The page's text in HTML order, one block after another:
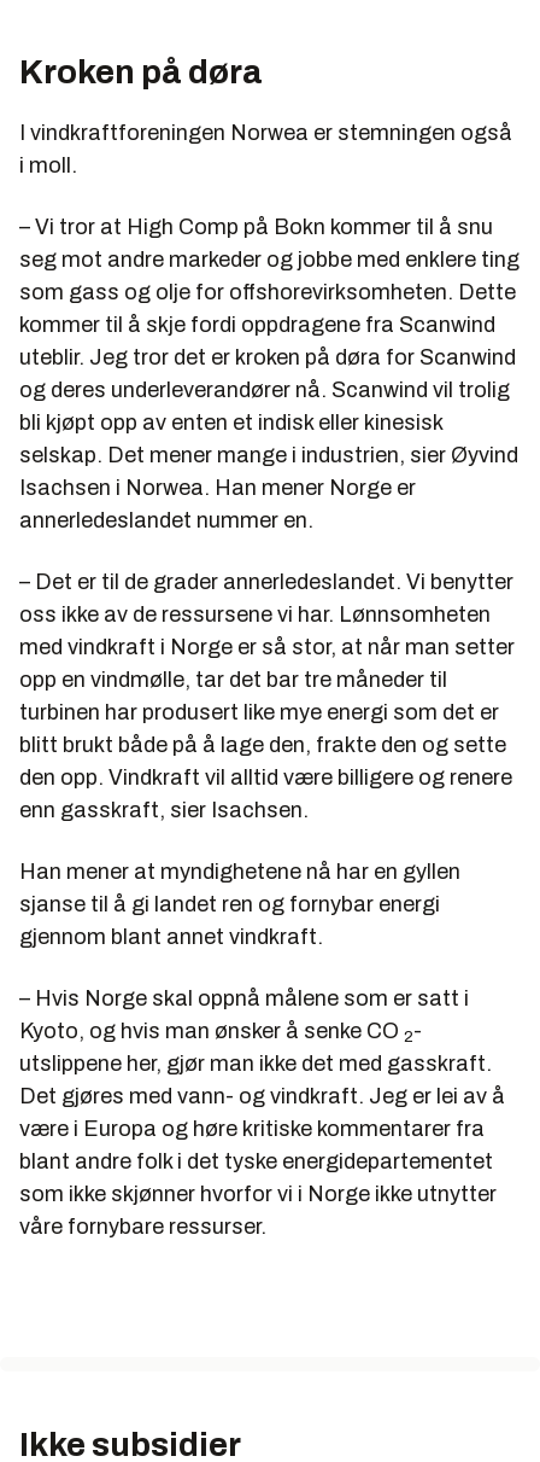
Kroken på døra
I vindkraftforeningen Norwea er stemningen også
i moll.
– Vi tror at High Comp på Bokn kommer til å snu
seg mot andre markeder og jobbe med enklere ting
som gass og olje for offshorevirksomheten. Dette
kommer til å skje fordi oppdragene fra Scanwind
uteblir. Jeg tror det er kroken på døra for Scanwind
og deres underleverandører nå. Scanwind vil trolig
bli kjøpt opp av enten et indisk eller kinesisk
selskap. Det mener mange i industrien, sier Øyvind
Isachsen i Norwea. Han mener Norge er
annerledeslandet nummer en.
– Det er til de grader annerledeslandet. Vi benytter
oss ikke av de ressursene vi har. Lønnsomheten
med vindkraft i Norge er så stor, at når man setter
opp en vindmølle, tar det bar tre måneder til
turbinen har produsert like mye energi som det er
blitt brukt både på å lage den, frakte den og sette
den opp. Vindkraft vil alltid være billigere og renere
enn gasskraft, sier Isachsen.
Han mener at myndighetene nå har en gyllen
sjanse til å gi landet ren og fornybar energi
gjennom blant annet vindkraft.
– Hvis Norge skal oppnå målene som er satt i
Kyoto, og hvis man ønsker å senke CO 2-
utslippene her, gjør man ikke det med gasskraft.
Det gjøres med vann- og vindkraft. Jeg er lei av å
være i Europa og høre kritiske kommentarer fra
blant andre folk i det tyske energidepartementet
som ikke skjønner hvorfor vi i Norge ikke utnytter
våre fornybare ressurser.
Ikke subsidier